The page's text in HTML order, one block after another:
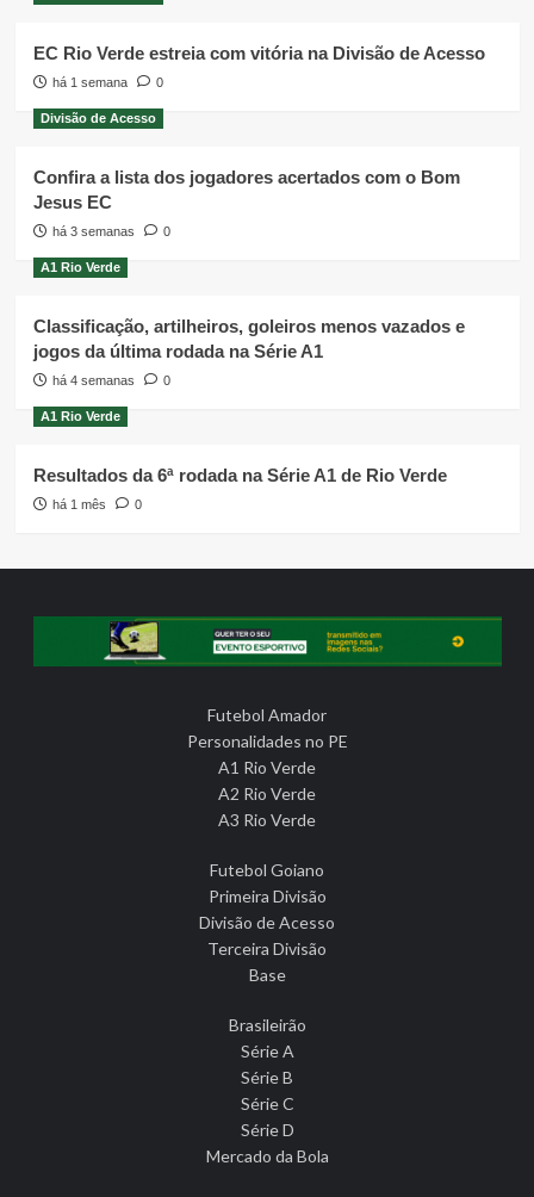
EC Rio Verde estreia com vitória na Divisão de Acesso
há 1 semana 0
Divisão de Acesso
Confira a lista dos jogadores acertados com o Bom
Jesus EC
há 3 semanas 0
A1 Rio Verde
Classificação, artilheiros, goleiros menos vazados e
jogos da última rodada na Série A1
há 4 semanas 0
A1 Rio Verde
Resultados da 6ª rodada na Série A1 de Rio Verde
há 1 mês 0
Futebol Amador
Personalidades no PE
A1 Rio Verde
A2 Rio Verde
A3 Rio Verde
Futebol Goiano
Primeira Divisão
Divisão de Acesso
Terceira Divisão
Base
Brasileirão
Série A
Série B
Série C
Série D
Mercado da Bola